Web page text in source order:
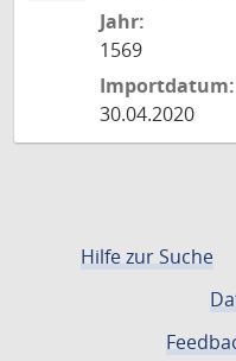
Jahr:
1569
Importdatum:
30.04.2020
Hilfe zur Suche